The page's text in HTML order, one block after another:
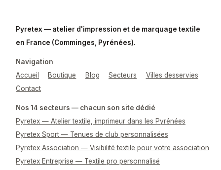
Pyretex — atelier d'impression et de marquage textile
en France (Comminges, Pyrénées).
Navigation
Accueil
Boutique Blog Secteurs
Villes desservies
Contact
Nos 14 secteurs — chacun son site dédié
Pyretex — Atelier textile, imprimeur dans les Pyrénées
Pyretex Sport — Tenues de club personnalisées
Pyretex Association — Visibilité textile pour votre association
Pyretex Entreprise — Textile pro personnalisé